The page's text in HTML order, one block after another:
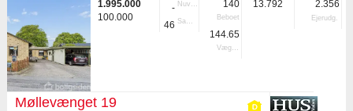
1.995.000
100.000
- Nuvær.
46 Samlet
140
Beboet
144.65
Vægtet
13.792 2.356
Ejerudg.
Møllevænget 19